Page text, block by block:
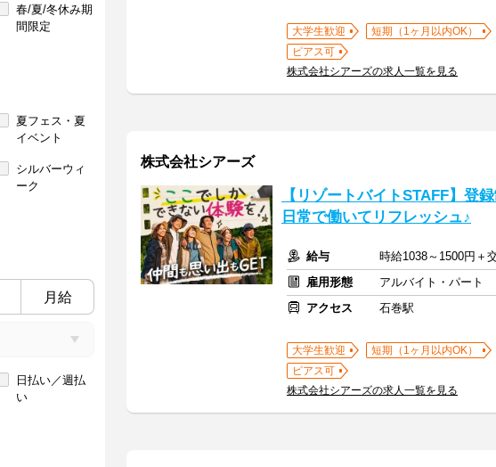
春/夏/冬休み期
間限定
夏フェス・夏
イベント
シルバーウィ
ーク
月給
日払い／週払
い
大学生歓迎 短期（1ヶ月以内OK）
ピアス可
株式会社シアーズの求人一覧を見る
株式会社シアーズ
【リゾートバイトSTAFF】登
日常で働いてリフレッシュ♪
給与
時給1038～1500円＋
雇用形態
アルバイト・パート
アクセス
石巻駅
大学生歓迎 短期（1ヶ月以内OK）
ピアス可
株式会社シアーズの求人一覧を見る